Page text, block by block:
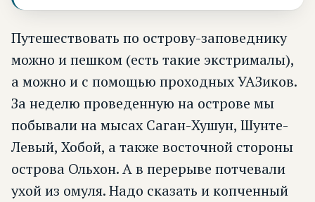
Путешествовать по острову-заповеднику
можно и пешком (есть такие экстрималы),
а можно и с помощью проходных УАЗиков.
За неделю проведенную на острове мы
побывали на мысах Саган-Хушун, Шунте-
Левый, Хобой, а также восточной стороны
острова Ольхон. А в перерыве потчевали
ухой из омуля. Надо сказать и копченный